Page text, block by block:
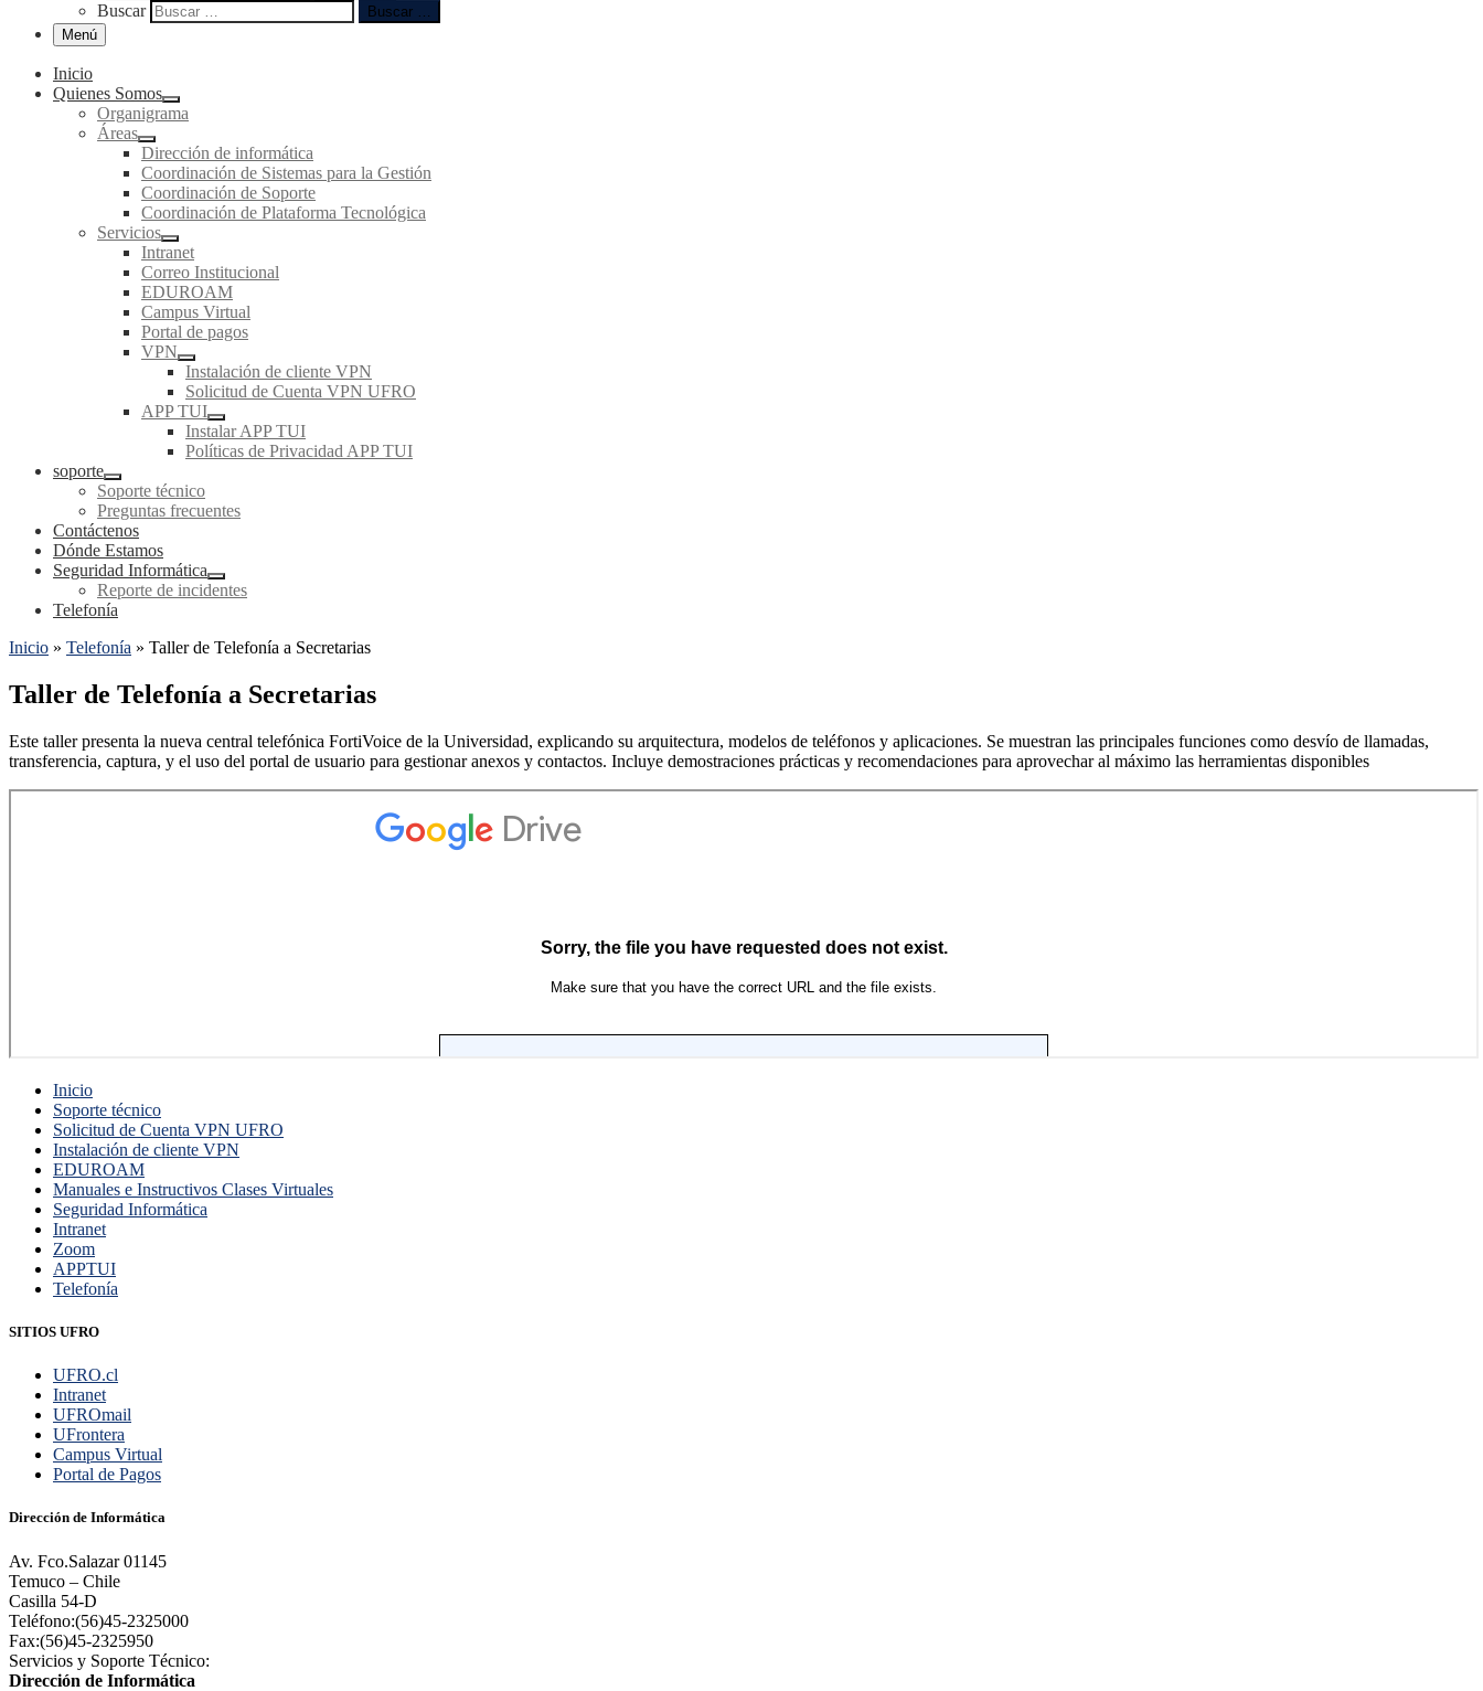
Buscar
Buscar …
Menú
Inicio
Quienes Somos
Organigrama
Áreas
Dirección de informática
Coordinación de Sistemas para la Gestión
Coordinación de Soporte
Coordinación de Plataforma Tecnológica
Servicios
Intranet
Correo Institucional
EDUROAM
Campus Virtual
Portal de pagos
VPN
Instalación de cliente VPN
Solicitud de Cuenta VPN UFRO
APP TUI
Instalar APP TUI
Políticas de Privacidad APP TUI
soporte
Soporte técnico
Preguntas frecuentes
Contáctenos
Dónde Estamos
Seguridad Informática
Reporte de incidentes
Telefonía
Inicio » Telefonía » Taller de Telefonía a Secretarias
Taller de Telefonía a Secretarias
Este taller presenta la nueva central telefónica FortiVoice de la Universidad, explicando su arquitectura, modelos de teléfonos y aplicaciones. Se muestran las principales funciones como desvío de llamadas,
transferencia, captura, y el uso del portal de usuario para gestionar anexos y contactos. Incluye demostraciones prácticas y recomendaciones para aprovechar al máximo las herramientas disponibles
Inicio
Soporte técnico
Solicitud de Cuenta VPN UFRO
Instalación de cliente VPN
EDUROAM
Manuales e Instructivos Clases Virtuales
Seguridad Informática
Intranet
Zoom
APPTUI
Telefonía
SITIOS UFRO
UFRO.cl
Intranet
UFROmail
UFrontera
Campus Virtual
Portal de Pagos
Dirección de Informática
Av. Fco.Salazar 01145
Temuco – Chile
Casilla 54-D
Teléfono:(56)45-2325000
Fax:(56)45-2325950
Servicios y Soporte Técnico:
Dirección de Informática